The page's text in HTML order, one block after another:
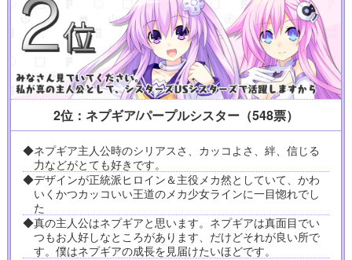
2位：ネプギア/パープルシスター（548票）
◆ネプギア主人公時のシリアスさ、カッコよさ、絆、信じる
力などがとても好きです。
◆デザインが正統派ヒロイン＆主役メカ然としていて、かわ
いくかつカッコいい王道のメカ少女ラインに一目惚れでし
た
◆真の主人公はネプギアと思います。ネプギアは真面目でい
つもお人好しなところがあります、だけどそれが良い所で
す。僕はネプギアの成長を見届けたいほどです。